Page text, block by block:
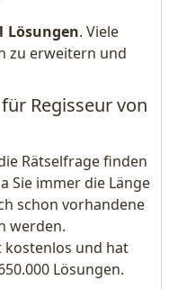
Lösungen. Viele
zu erweitern und
Regisseur von
Rätselfrage finden
Sie immer die Länge
schon vorhandene
werden.
und hat
Lösungen.